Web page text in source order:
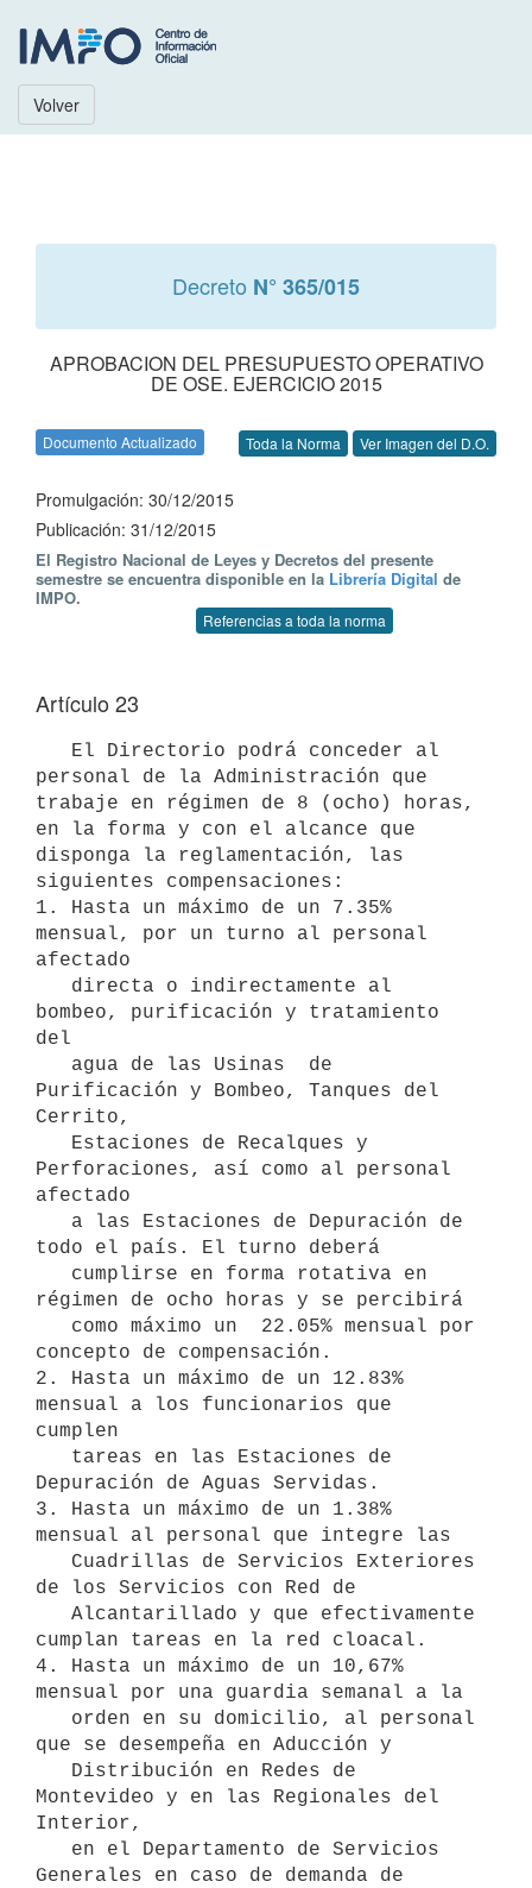
Volver
Decreto N° 365/015
APROBACION DEL PRESUPUESTO OPERATIVO
DE OSE. EJERCICIO 2015
Documento Actualizado Toda la Norma Ver Imagen del D.O.
Promulgación: 30/12/2015
Publicación: 31/12/2015
El Registro Nacional de Leyes y Decretos del presente
semestre se encuentra disponible en la Librería Digital de
IMPO.
Referencias a toda la norma
Artículo 23
personal de la Administración que
trabaje en régimen de 8 (ocho) horas,
en la forma y con el alcance que
disponga la reglamentación, las
siguientes compensaciones:
1. Hasta un máximo de un 7.35%
mensual, por un turno al personal
afectado
bombeo, purificación y tratamiento
del
Purificación y Bombeo, Tanques del
Cerrito,
Perforaciones, así como al personal
afectado
todo el país. El turno deberá
régimen de ocho horas y se percibirá
concepto de compensación.
2. Hasta un máximo de un 12.83%
mensual a los funcionarios que
cumplen
Depuración de Aguas Servidas.
3. Hasta un máximo de un 1.38%
mensual al personal que integre las
de los Servicios con Red de
cumplan tareas en la red cloacal.
4. Hasta un máximo de un 10,67%
mensual por una guardia semanal a la
que se desempeña en Aducción y
Montevideo y en las Regionales del
Interior,
Generales en caso de demanda de